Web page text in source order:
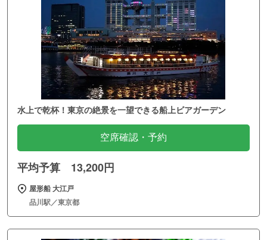
水上で乾杯！東京の絶景を一望できる船上ビアガーデン
空席確認・予約
平均予算 13,200円
屋形船 大江戸
品川駅／東京都